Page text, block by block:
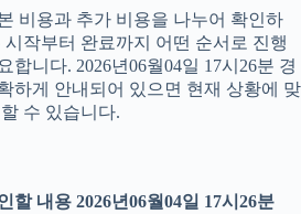
비용과 추가 비용을 나누어 확인하
작부터 완료까지 어떤 순서로 진행
합니다. 2026년06월04일 17시26분 경
하게 안내되어 있으면 현재 상황에 맞
수 있습니다.
할 내용 2026년06월04일 17시26분